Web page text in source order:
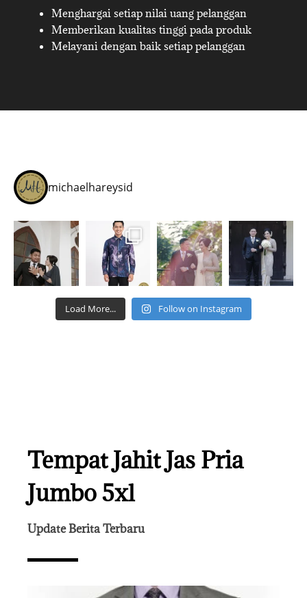
Menghargai setiap nilai uang pelanggan
Memberikan kualitas tinggi pada produk
Melayani dengan baik setiap pelanggan
michaelhareysid
Load More... Follow on Instagram
Tempat Jahit Jas Pria
Jumbo 5xl
Update Berita Terbaru